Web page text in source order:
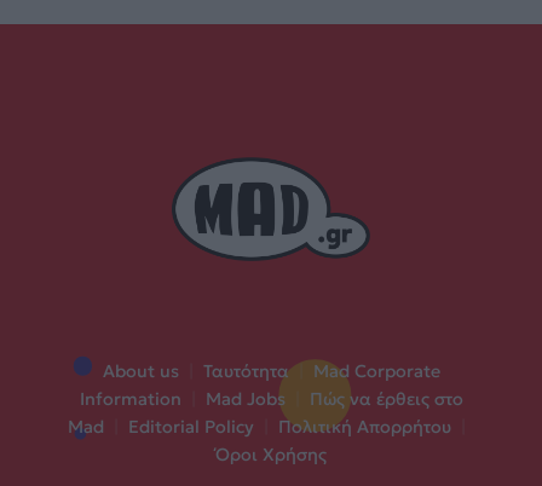
About us Ταυτότητα
Mad Corporate
Information
Mad Jobs
Πώς να έρθεις στο
Mad
Editorial Policy Πολιτική Απορρήτου
Όροι Χρήσης